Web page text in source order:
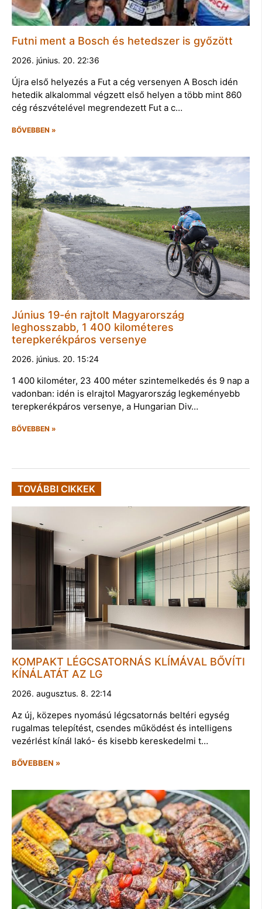
Futni ment a Bosch és hetedszer is győzött
2026. június. 20. 22:36
Újra első helyezés a Fut a cég versenyen A Bosch idén
hetedik alkalommal végzett első helyen a több mint 860
cég részvételével megrendezett Fut a c…
BŐVEBBEN »
Június 19-én rajtolt Magyarország
leghosszabb, 1 400 kilométeres
terepkerékpáros versenye
2026. június. 20. 15:24
1 400 kilométer, 23 400 méter szintemelkedés és 9 nap a
vadonban: idén is elrajtol Magyarország legkeményebb
terepkerékpáros versenye, a Hungarian Div…
BŐVEBBEN »
TOVÁBBI CIKKEK
KOMPAKT LÉGCSATORNÁS KLÍMÁVAL BŐVÍTI
KÍNÁLATÁT AZ LG
2026. augusztus. 8. 22:14
Az új, közepes nyomású légcsatornás beltéri egység
rugalmas telepítést, csendes működést és intelligens
vezérlést kínál lakó- és kisebb kereskedelmi t…
BŐVEBBEN »